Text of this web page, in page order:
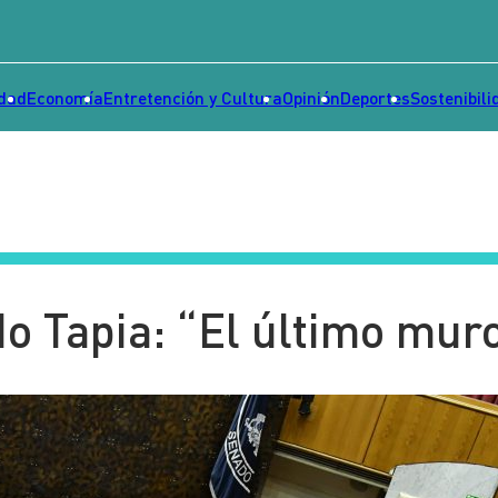
EconomíaEntretención y CulturaOpiniónDeportes
Tapia: “El último